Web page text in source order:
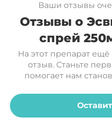
Янтарная кислота
применяться в
моющими шампунями
неделю).
Противопоказания:
непереносимость
Меры
средства в глаза
Условия хранения:
Ваши отзывы
Отзывы о
спрей
На этот препарат
отзыв. Станьте
помогает нам